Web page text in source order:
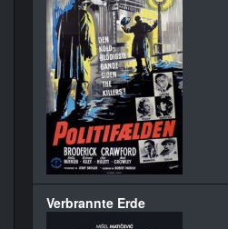
Verbrannte Erde